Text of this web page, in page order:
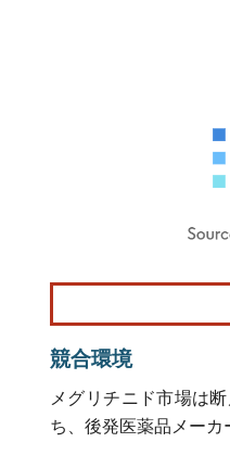
画像 © Mordor Intelligence。
競合環境
メグリチニド市場は
ち、後発医薬品メーカ